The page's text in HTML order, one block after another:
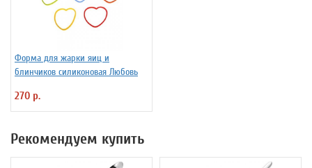
Форма для жарки яиц и
блинчиков силиконовая Любовь
270 р.
Рекомендуем купить